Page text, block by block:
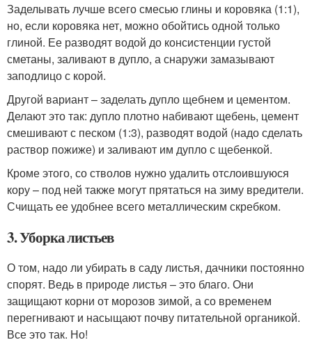
Заделывать лучше всего смесью глины и коровяка (1:1),
но, если коровяка нет, можно обойтись одной только
глиной. Ее разводят водой до консистенции густой
сметаны, заливают в дупло, а снаружи замазывают
заподлицо с корой.
Другой вариант – заделать дупло щебнем и цементом.
Делают это так: дупло плотно набивают щебень, цемент
смешивают с песком (1:3), разводят водой (надо сделать
раствор пожиже) и заливают им дупло с щебенкой.
Кроме этого, со стволов нужно удалить отслоившуюся
кору – под ней также могут прятаться на зиму вредители.
Счищать ее удобнее всего металлическим скребком.
3. Уборка листьев
О том, надо ли убирать в саду листья, дачники постоянно
спорят. Ведь в природе листья – это благо. Они
защищают корни от морозов зимой, а со временем
перегнивают и насыщают почву питательной органикой.
Все это так. Но!